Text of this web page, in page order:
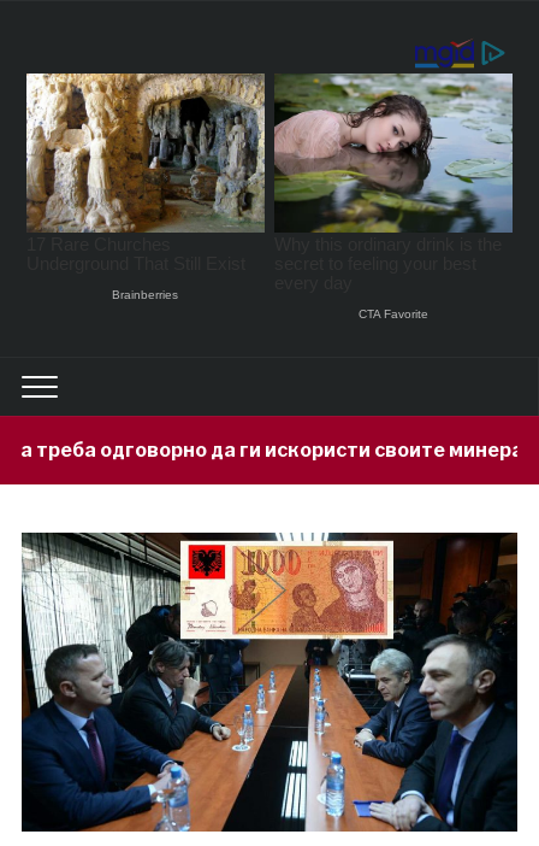
да ги искористи своите минерални богатства